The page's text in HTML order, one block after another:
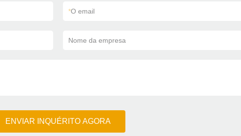
*O email
Nome da empresa
ENVIAR INQUÉRITO AGORA